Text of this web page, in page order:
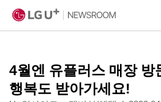
4월엔 유플러스 매장 방
행복도 받아가세요!